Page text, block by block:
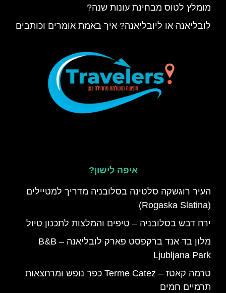
מומלץ לטוס מבחינת עונות שנה?
לובליאנה או ליובליאנה? איך באמת אומרים וכותבים
איפה לישון?
העיר רוגשקה סלטינה בסלובניה מדריך למטיילים
(Rogaska Slatina)
ירח דבש בסלובניה – טיפים והמלצות לתכנון טיול
מלון בד אנד ברקפסט פארק לובליאנה – B&B
Ljubljana Park
טרמה קאטז – Terme Catez כפר נופש ומרחצאות
תרמיים חמים